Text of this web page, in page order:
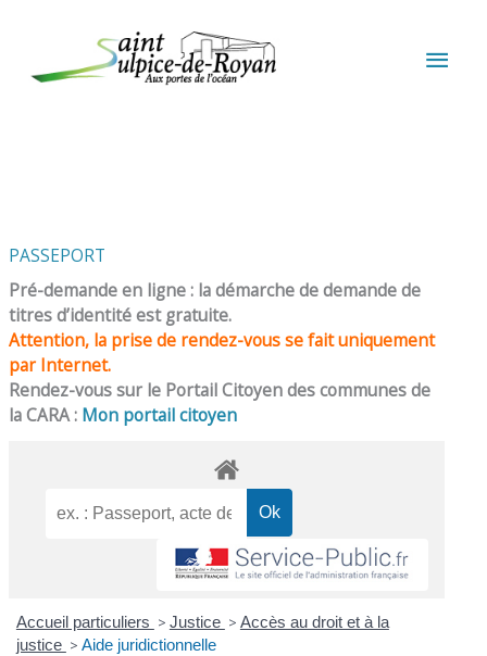
PASSEPORT
Pré-demande en ligne : la démarche de demande de
titres d’identité est gratuite.
Attention, la prise de rendez-vous se fait uniquement
par Internet.
Rendez-vous sur le Portail Citoyen des communes de
la CARA : Mon portail citoyen
Accueil particuliers > Justice > Accès au droit et à la
justice > Aide juridictionnelle